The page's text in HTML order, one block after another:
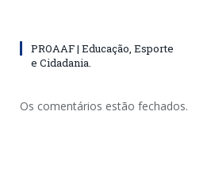
PROAAF | Educação, Esporte
e Cidadania.
Os comentários estão fechados.